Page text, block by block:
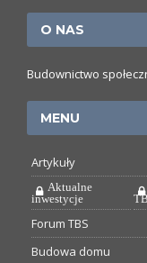
O NAS
Budownictwo
MENU
Artykuły
Aktualne
inwestycje
Forum TBS
Budowa domu